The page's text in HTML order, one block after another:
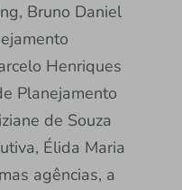
Bruno Daniel
Henriques
Planejamento
de Souza
Élida Maria
agências, a